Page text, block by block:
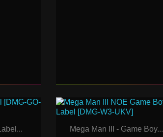
Mega Man III - Game Boy...